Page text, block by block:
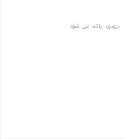
بزودی ارائه می شود